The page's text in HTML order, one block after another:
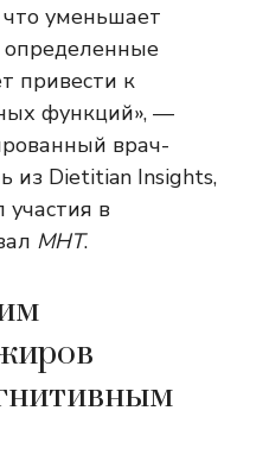
что уменьшает
определенные
привести к
функций», —
врач-
из Dietitian Insights,
в
МНТ.